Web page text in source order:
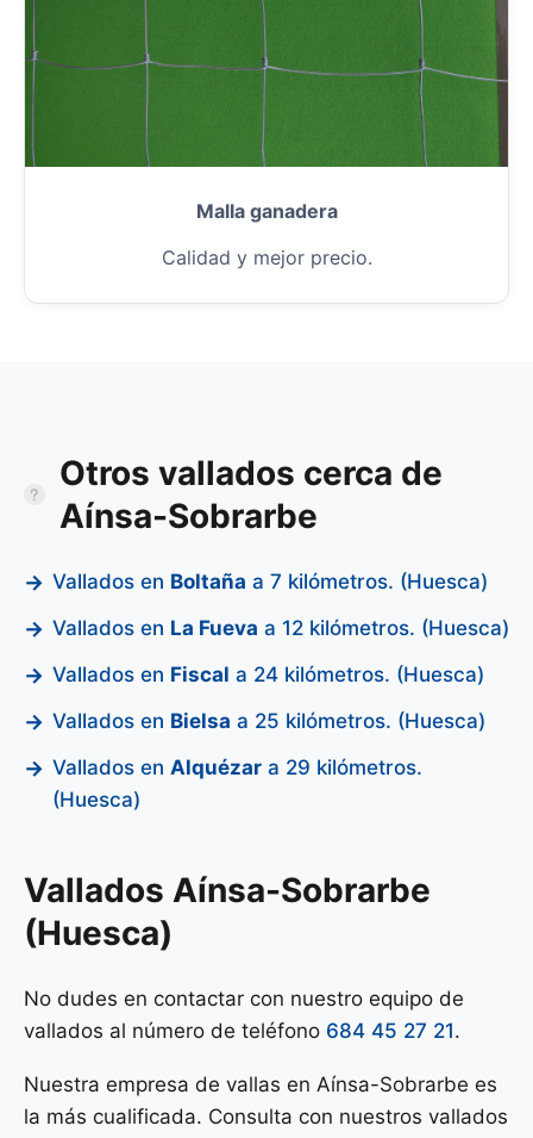
Malla ganadera
Calidad y mejor precio.
Otros vallados cerca de
Aínsa-Sobrarbe
Vallados en Boltaña a 7 kilómetros. (Huesca)
Vallados en La Fueva a 12 kilómetros. (Huesca)
Vallados en Fiscal a 24 kilómetros. (Huesca)
Vallados en Bielsa a 25 kilómetros. (Huesca)
Vallados en Alquézar a 29 kilómetros.
(Huesca)
Vallados Aínsa-Sobrarbe
(Huesca)
No dudes en contactar con nuestro equipo de
vallados al número de teléfono 684 45 27 21.
Nuestra empresa de vallas en Aínsa-Sobrarbe es
la más cualificada. Consulta con nuestros vallados